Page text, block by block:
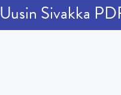
Uusin Sivakka